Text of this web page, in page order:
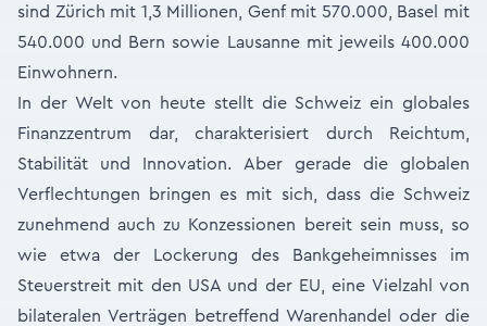
sind Zürich mit 1,3 Millionen, Genf mit 570.000, Basel mit
540.000 und Bern sowie Lausanne mit jeweils 400.000
Einwohnern.
In der Welt von heute stellt die Schweiz ein globales
Finanzzentrum dar, charakterisiert durch Reichtum,
Stabilität und Innovation. Aber gerade die globalen
Verflechtungen bringen es mit sich, dass die Schweiz
zunehmend auch zu Konzessionen bereit sein muss, so
wie etwa der Lockerung des Bankgeheimnisses im
Steuerstreit mit den USA und der EU, eine Vielzahl von
bilateralen Verträgen betreffend Warenhandel oder die